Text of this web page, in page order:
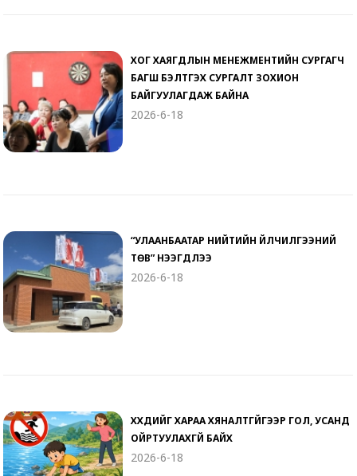
ХОГ ХАЯГДЛЫН МЕНЕЖМЕНТИЙН СУРГАГЧ
БАГШ БЭЛТГЭХ СУРГАЛТ ЗОХИОН
БАЙГУУЛАГДАЖ БАЙНА
2026-6-18
“УЛААНБААТАР НИЙТИЙН ҮЙЛЧИЛГЭЭНИЙ
ТӨВ” НЭЭГДЛЭЭ
2026-6-18
ХҮҮХДИЙГ ХАРАА ХЯНАЛТГҮЙГЭЭР ГОЛ, УСАНД
ОЙРТУУЛАХГҮЙ БАЙХ
2026-6-18